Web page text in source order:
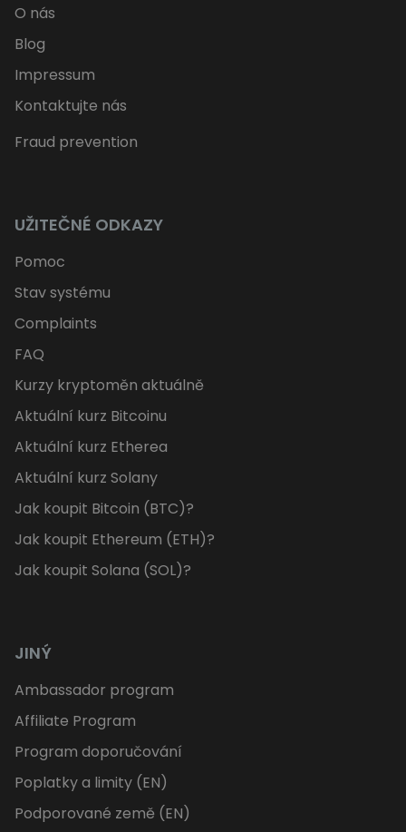
O nás
Blog
Impressum
Kontaktujte nás
Fraud prevention
UŽITEČNÉ ODKAZY
Pomoc
Stav systému
Complaints
FAQ
Kurzy kryptoměn aktuálně
Aktuální kurz Bitcoinu
Aktuální kurz Etherea
Aktuální kurz Solany
Jak koupit Bitcoin (BTC)?
Jak koupit Ethereum (ETH)?
Jak koupit Solana (SOL)?
JINÝ
Ambassador program
Affiliate Program
Program doporučování
Poplatky a limity (EN)
Podporované země (EN)